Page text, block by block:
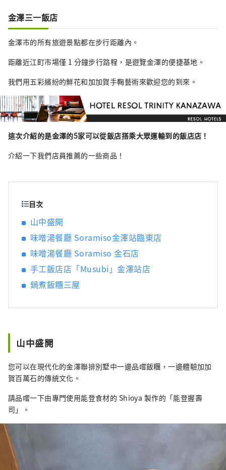
藩」。 它的歷史始於1546年由一向宗信徒建造
的金澤禦堂。 戰國時代，在大小枝氏的統治
下，工藝、表演藝術等傳統文化得到了發展。
力， 它的建立旨在成為文化傳承和城市發展的
Trinity Kanazawa) 提供與傳統和文化的獨特連
接 請在金澤雷索爾三一飯店 (Hotel Resol
Trinity Kanazawa) 體驗充滿加賀百萬石藩邸輝
煌的美好時光。 名古屋雷索爾酒店 ～可以穿西
裝、運動鞋的飯店～ 這家以「西裝和運動鞋」
士樂的味道，這是一種全國獨有的音樂文化。
受到古老文化和智慧的氣息。 適合成年人放鬆
的飯店。 岐阜雷索爾飯店 ～用所有感官感受清
流孕育的文化與歷史～ 美麗、翠綠的山。清澈
的溪流似乎可以淨化你的靈魂。 岐阜市擁有美
麗的自然風光，是一座與水和諧相處、擁有悠
久歷史的城市。 從飯店步行只需 20 分鐘，您就
桃岳的溪流。 春、夏、秋、冬四季景色各有不
金澤三一飯店
金澤市的所有旅遊景點都在步行距離內。
距離近江町市場僅 1 分鐘步行路程，是遊覽金澤的便捷基地。
我們用五彩繽紛的鮮花和加加賀手鞠藝術來歡迎您的到來。
這次介紹的是金澤的5家可以從飯店搭乘大眾運輸到的飯店店！
介紹一下我們店員推薦的一些商品！
目次
山中盛開
味噌湯餐廳 Soramiso金澤站臨東店
味噌湯餐廳 Soramiso 金石店
手工飯店店「Musubi」金澤站店
鍋煮飯糰三屋
山中盛開
您可以在現代化的金澤聯排別墅中一邊品嚐飯糰，一邊體驗加加
賀百萬石的傳統文化。
請品嚐一下由專門使用能登食材的 Shioya 製作的「能登握壽
司」。